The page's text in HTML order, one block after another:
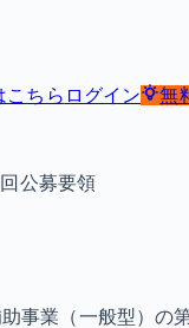
こちら ログイン 無
公募要領
事業（一般型）の